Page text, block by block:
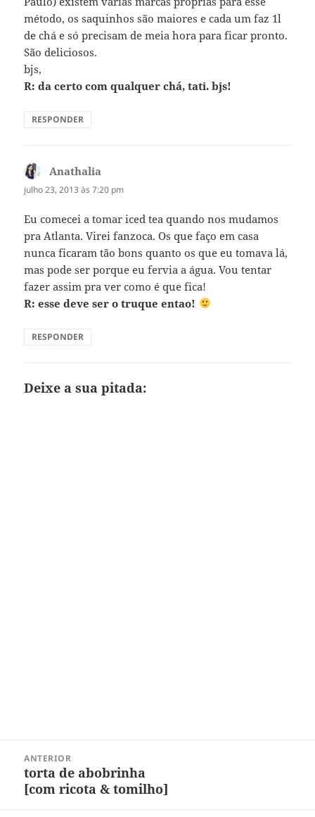
método, os saquinhos são maiores e cada um faz 1l
de chá e só precisam de meia hora para ficar pronto.
São deliciosos.
bjs,
R: da certo com qualquer chá, tati. bjs!
RESPONDER
Anathalia
julho 23, 2013 às 7:20 pm
Eu comecei a tomar iced tea quando nos mudamos
pra Atlanta. Virei fanzoca. Os que faço em casa
nunca ficaram tão bons quanto os que eu tomava lá,
mas pode ser porque eu fervia a água. Vou tentar
fazer assim pra ver como é que fica!
R: esse deve ser o truque entao!
RESPONDER
Deixe a sua pitada:
ANTERIOR
Post
anterior:
torta de abobrinha
[com ricota & tomilho]